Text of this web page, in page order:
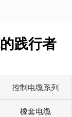
践行者
控制电缆系列
橡套电缆